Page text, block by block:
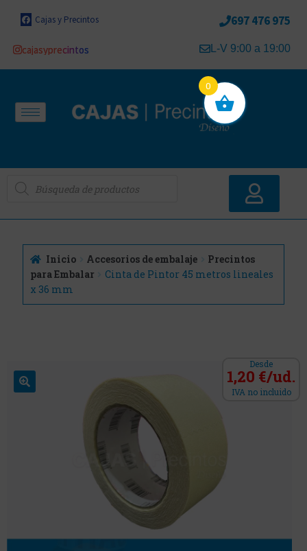
Cajas y Precintos
cajasyprecintos
697 476 975
L-V 9:00 a 19:00
Inicio Accesorios de embalaje
Precintos
para Embalar
Cinta de Pintor 45 metros lineales
x 36 mm
Desde
1,20 €/ud.
IVA no incluido
0